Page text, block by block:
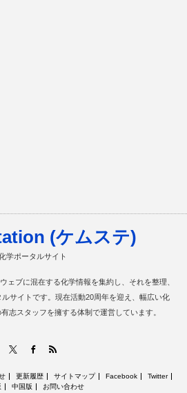
(ケムステ)
学ポータルサイト
ェブに混在する化学情報を集約し、それを整理、
サイトです。現在活動20周年を迎え、幅広い化
志スタッフを擁する体制で運営しています。
Facebook
更新履歴 サイトマップ Facebook
Twitter
中国版 お問い合わせ